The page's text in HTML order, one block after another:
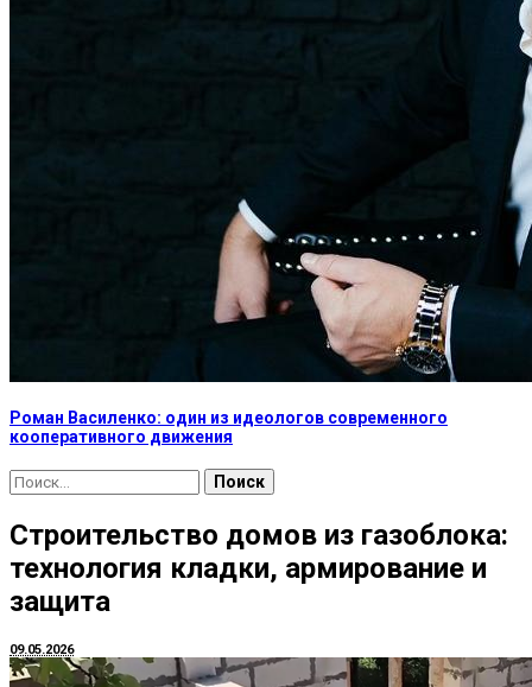
Роман Василенко: один из идеологов современного
кооперативного движения
Найти:
Строительство домов из газоблока:
технология кладки, армирование и
защита
09.05.2026